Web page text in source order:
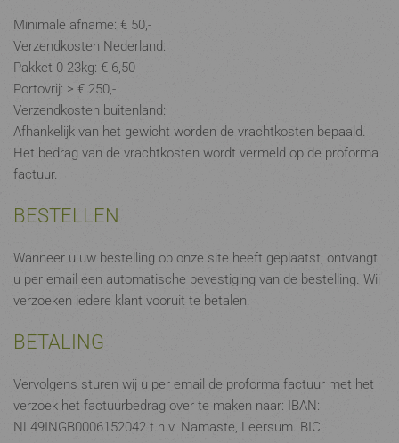
Minimale afname: € 50,-
Verzendkosten Nederland:
Pakket 0-23kg: € 6,50
Portovrij: > € 250,-
Verzendkosten buitenland:
Afhankelijk van het gewicht worden de vrachtkosten bepaald.
Het bedrag van de vrachtkosten wordt vermeld op de proforma
factuur.
BESTELLEN
Wanneer u uw bestelling op onze site heeft geplaatst, ontvangt
u per email een automatische bevestiging van de bestelling. Wij
verzoeken iedere klant vooruit te betalen.
BETALING
Vervolgens sturen wij u per email de proforma factuur met het
verzoek het factuurbedrag over te maken naar: IBAN:
NL49INGB0006152042 t.n.v. Namaste, Leersum. BIC: